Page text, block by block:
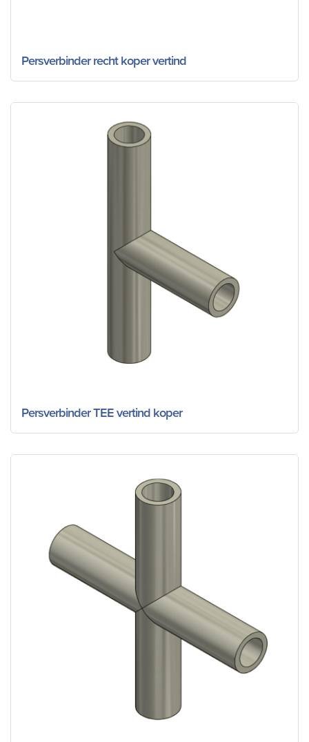
Persverbinder recht koper vertind
Persverbinder TEE vertind koper